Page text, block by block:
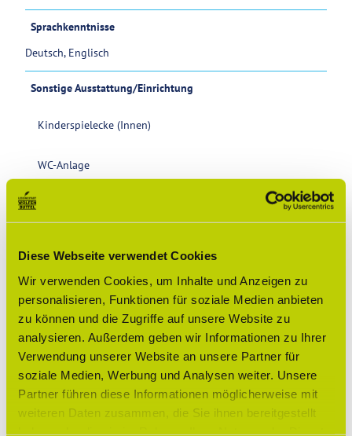
Diese Webseite verwendet Cookies
Wir verwenden Cookies, um Inhalte und Anzeigen zu
personalisieren, Funktionen für soziale Medien anbieten
zu können und die Zugriffe auf unsere Website zu
analysieren. Außerdem geben wir Informationen zu Ihrer
Verwendung unserer Website an unsere Partner für
soziale Medien, Werbung und Analysen weiter. Unsere
Partner führen diese Informationen möglicherweise mit
weiteren Daten zusammen, die Sie ihnen bereitgestellt
Sprachkenntnisse
Deutsch, Englisch
Sonstige Ausstattung/Einrichtung
Kinderspielecke (Innen)
WC-Anlage
Barrierefreier Zugang
Zahlungsmöglichkeiten
kostenfrei, American Express, Apple Pay, Barzahlung vor Ort,
Diners Club, Giropay, Google Pay, Gutschein, Mastercard,
Überweisung, Visa, Girocard/EC-Karte
Barrierefreiheit